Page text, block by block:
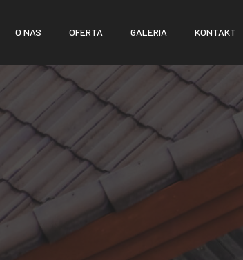
O NAS OFERTA GALERIA KONTAKT